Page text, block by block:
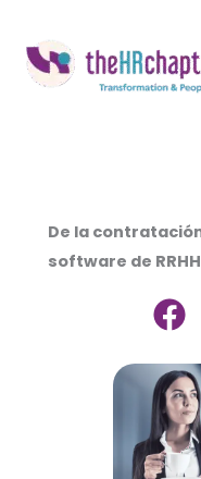
contenido
De la
software de